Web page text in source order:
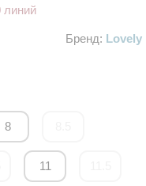
Бренд: Lovely
8
11